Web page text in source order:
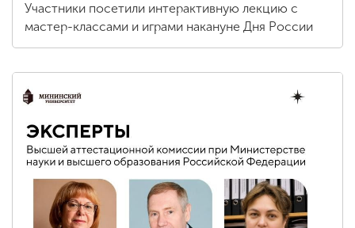
Участники посетили интерактивную лекцию с
мастер-классами и играми накануне Дня России